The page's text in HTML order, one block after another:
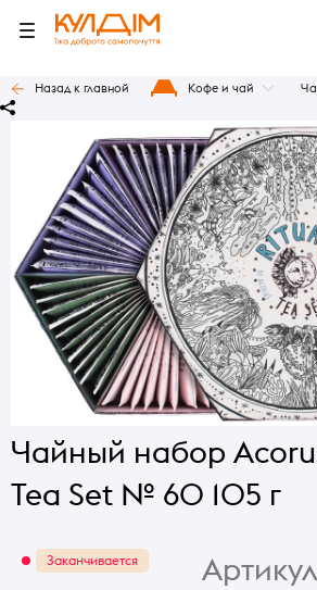
Назад к главной Кофе и чай
Чайный набор
Tea Set № 60 105 г
Заканчивается